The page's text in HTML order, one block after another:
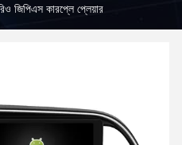
কারপ্লে প্লেয়ার